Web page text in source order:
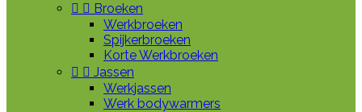
  Broeken
Werkbroeken
Spijkerbroeken
Korte Werkbroeken
  Jassen
Werkjassen
Werk bodywarmers